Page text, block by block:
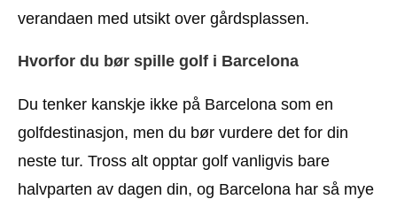
verandaen med utsikt over gårdsplassen.
Hvorfor du bør spille golf i Barcelona
Du tenker kanskje ikke på Barcelona som en
golfdestinasjon, men du bør vurdere det for din
neste tur. Tross alt opptar golf vanligvis bare
halvparten av dagen din, og Barcelona har så mye